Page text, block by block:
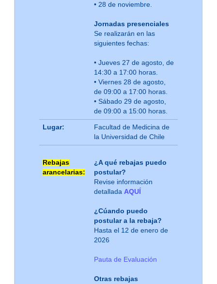
• 28 de noviembre.
Jornadas presenciales
Se realizarán en las
siguientes fechas:
• Jueves 27 de agosto, de
14:30 a 17:00 horas.
• Viernes 28 de agosto,
de 09:00 a 17:00 horas.
• Sábado 29 de agosto,
de 09:00 a 15:00 horas.
Lugar:
Facultad de Medicina de
la Universidad de Chile
Rebajas
arancelarias:
¿A qué rebajas puedo
postular?
Revise información
detallada AQUÍ
¿Cúando puedo
postular a la rebaja?
Hasta el 12 de enero de
2026
Pauta de Evaluación
Otras rebajas